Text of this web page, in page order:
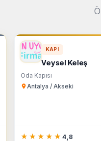
KAPI
Veysel Keleş
Oda Kapısı
Antalya / Akseki
★★★★★
★★★★★ 4,8